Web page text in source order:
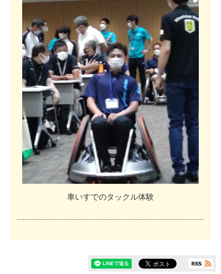
車いすでのタ ッ ク ル体験